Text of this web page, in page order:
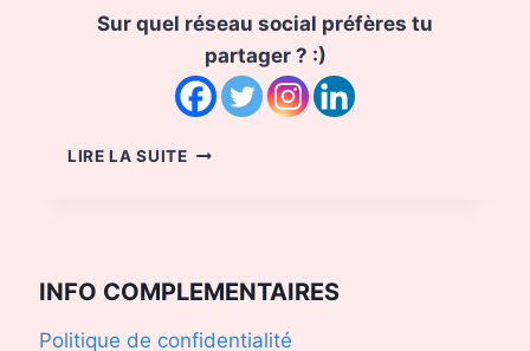
Sur quel réseau social préfères tu
partager ? :)
LIRE LA SUITEL’HUILE
3
INFO COMPLEMENTAIRES
Politique de confidentialité